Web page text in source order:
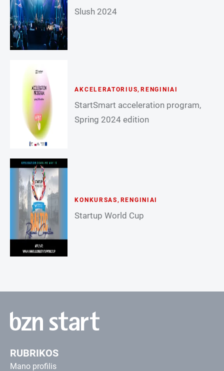
Slush 2024
AKCELERATORIUS, RENGINIAI
StartSmart acceleration program,
Spring 2024 edition
KONKURSAS, RENGINIAI
Startup World Cup
RUBRIKOS
Mano profilis